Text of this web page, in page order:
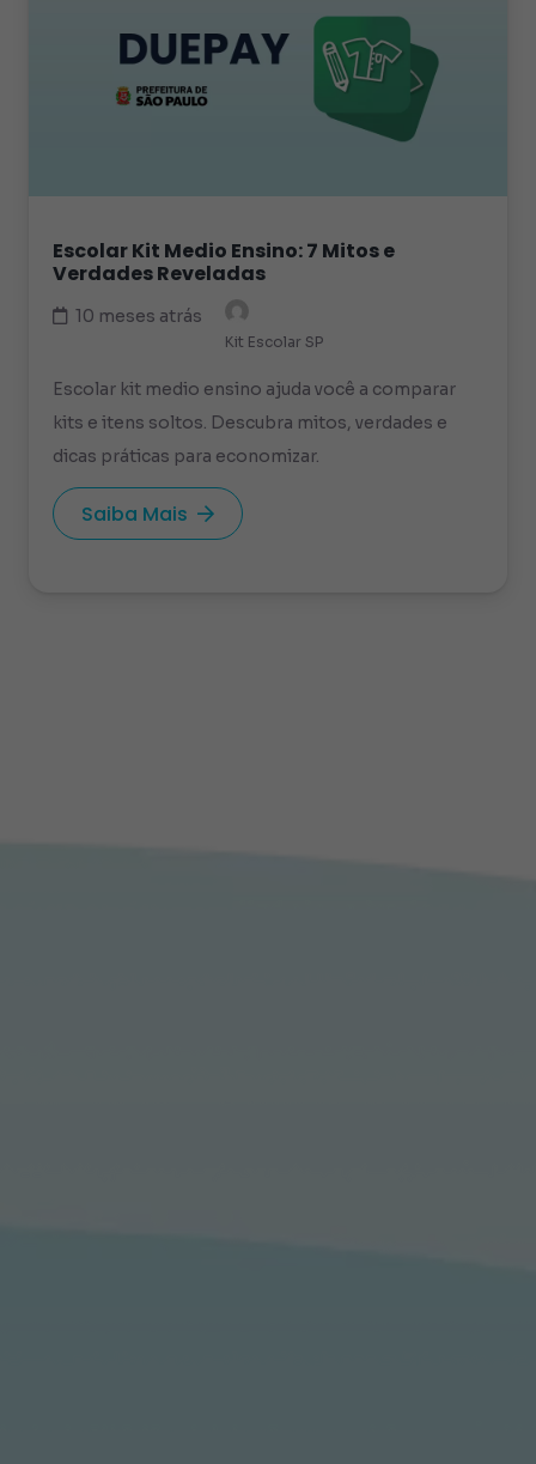
Escolar Kit Medio Ensino: 7 Mitos e
Verdades Reveladas
10 meses atrás
Kit Escolar SP
Escolar kit medio ensino ajuda você a comparar
kits e itens soltos. Descubra mitos, verdades e
dicas práticas para economizar.
Saiba Mais